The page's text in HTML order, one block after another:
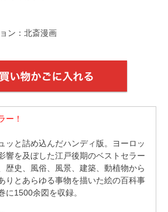
ン：北斎漫画
ー！
ッと詰め込んだハンディ版。ヨーロッ
響を及ぼした江戸後期のベストセラー
歴史、風俗、風景、建築、動植物から
りとあらゆる事物を描いた絵の百科事
に1500余図を収録。